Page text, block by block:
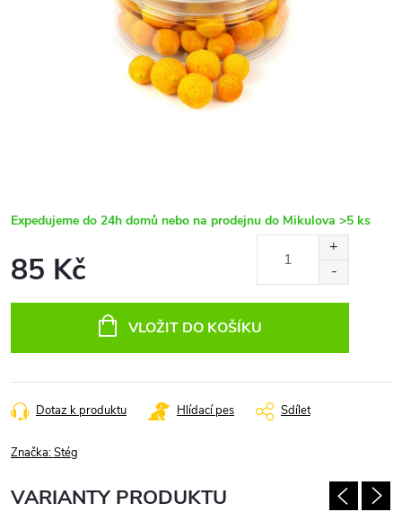
Expedujeme do 24h domů nebo na prodejnu do Mikulova >5 ks
85 Kč
VLOŽIT DO KOŠÍKU
Dotaz k produktu Hlídací pes Sdílet
Značka:Stég
VARIANTY PRODUKTU